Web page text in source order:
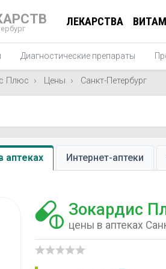
ЛЕКАРСТВА
Диагностические препараты
Плюс Цены Санкт-Петербург
аптеках Интернет-аптеки
Зокардис
цены в аптеках